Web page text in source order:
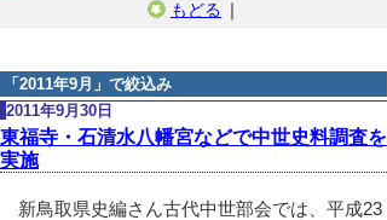
もどる ｜
「 2011年9月 」で絞込み
2011年9月30日
東福寺・石清水八幡宮などで中世史料調査を
実施
新鳥取県史編さん古代中世部会では、平成23